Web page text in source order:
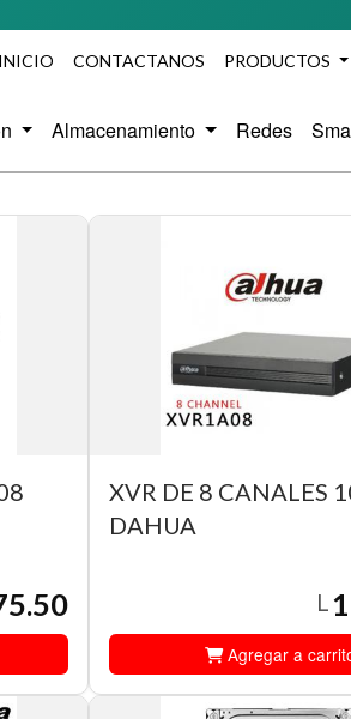
INICIO CONTACTANOS PRODUCTOS
Almacenamiento Redes
XVR DE 8 CANALES
DAHUA
L
Agregar a